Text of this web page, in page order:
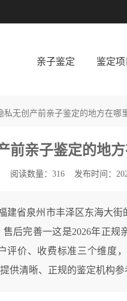
亲子鉴定 鉴定项
私无创产前亲子鉴定的地方在哪
前亲子鉴定的地
阅读数量：316 发布时间：
建省泉州市丰泽区东海大
后完善一这是2026年正规
评价、收费标准三个维度
供清晰、正规的鉴定机构参